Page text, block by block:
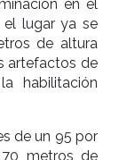
en el
el lugar ya se
de altura
artefactos de
habilitación
de un 95 por
metros de